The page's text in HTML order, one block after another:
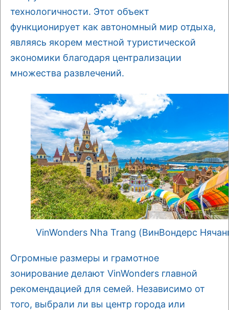
технологичности. Этот объект
функционирует как автономный мир отдыха,
являясь якорем местной туристической
экономики благодаря централизации
множества развлечений.
VinWonders Nha Trang (ВинВондерс
Огромные размеры и грамотное
зонирование делают VinWonders главной
рекомендацией для семей. Независимо от
того, выбрали ли вы центр города или